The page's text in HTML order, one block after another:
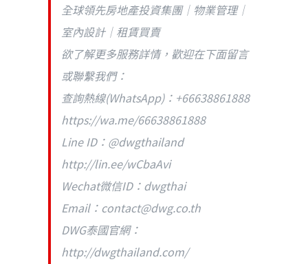
全球領先房地產投資集團｜物業管理｜
室內設計｜租賃買賣
欲了解更多服務詳情，歡迎在下面留言
或聯繫我們：
查詢熱線(WhatsApp)：+66638861888
https://wa.me/66638861888
Line ID：@dwgthailand
http://lin.ee/wCbaAvi
Wechat微信ID：dwgthai
Email： contact@dwg.co.th
DWG泰國官網：
http://dwgthailand.com/